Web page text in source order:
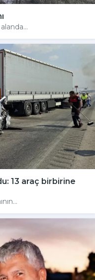
13 araç birbirine